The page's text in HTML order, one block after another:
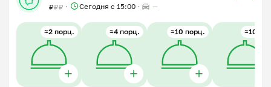
₽₽₽ Сегодня с 15:00 —
≈2 порц. ≈4 порц. ≈10 порц. ≈10 шт.